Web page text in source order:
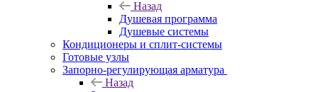
Назад
Душевая программа
Душевые системы
Кондиционеры и сплит-системы
Готовые узлы
Запорно-регулирующая арматура
Назад